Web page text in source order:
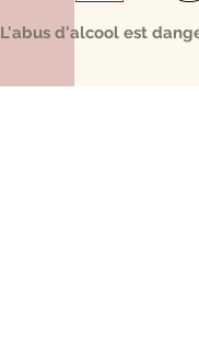
L'abus d'alcool est